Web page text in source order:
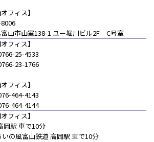
オフィス】
山市山室138-1 ユー堀川ビル2F C号室
オフィス】
25-4533
23-1766
オフィス】
464-4143
464-4144
オフィス】
岡駅 車で10分
いの風富山鉄道 高岡駅 車で10分